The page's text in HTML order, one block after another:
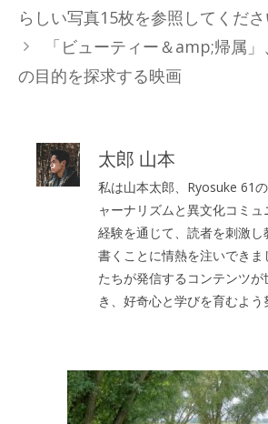
リ
ー
らしい写真15枚を参照してくだ
「ビューティー＆amp;帰属
の目的を探求する映画
太郎 山本
私は山本太郎、Ryosuke 61
ャーナリズムと異文化コミ
経験を通じて、読者を刺激し
書くことに情熱を注いできま
たちが発信するコンテンツが
き、好奇心と学びを育むよう